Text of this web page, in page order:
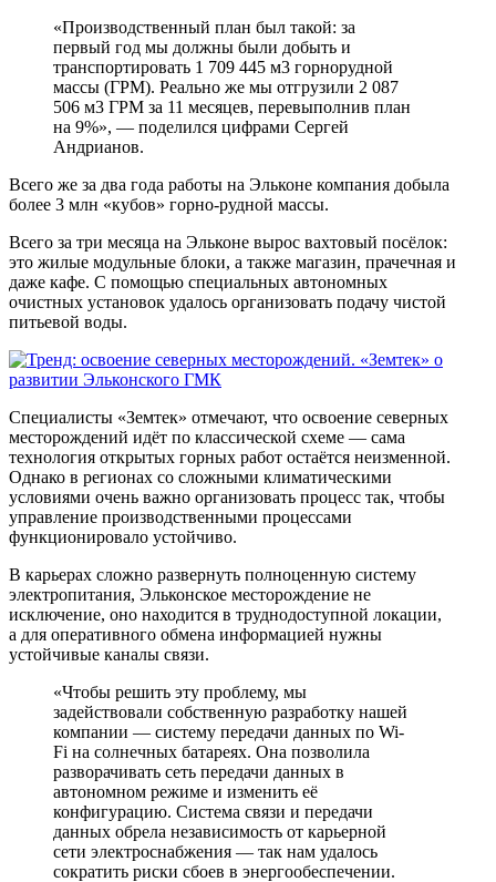
«Производственный план был такой: за
первый год мы должны были добыть и
транспортировать 1 709 445 м3 горнорудной
массы (ГРМ). Реально же мы отгрузили 2 087
506 м3 ГРМ за 11 месяцев, перевыполнив план
на 9%», — поделился цифрами Сергей
Андрианов.
Всего же за два года работы на Эльконе компания добыла
более 3 млн «кубов» горно-рудной массы.
Всего за три месяца на Эльконе вырос вахтовый посёлок:
это жилые модульные блоки, а также магазин, прачечная и
даже кафе. С помощью специальных автономных
очистных установок удалось организовать подачу чистой
питьевой воды.
Специалисты «Земтек» отмечают, что освоение северных
месторождений идёт по классической схеме — сама
технология открытых горных работ остаётся неизменной.
Однако в регионах со сложными климатическими
условиями очень важно организовать процесс так, чтобы
управление производственными процессами
функционировало устойчиво.
В карьерах сложно развернуть полноценную систему
электропитания, Эльконское месторождение не
исключение, оно находится в труднодоступной локации,
а для оперативного обмена информацией нужны
устойчивые каналы связи.
«Чтобы решить эту проблему, мы
задействовали собственную разработку нашей
компании — систему передачи данных по Wi-
Fi на солнечных батареях. Она позволила
разворачивать сеть передачи данных в
автономном режиме и изменить её
конфигурацию. Система связи и передачи
данных обрела независимость от карьерной
сети электроснабжения — так нам удалось
сократить риски сбоев в энергообеспечении.